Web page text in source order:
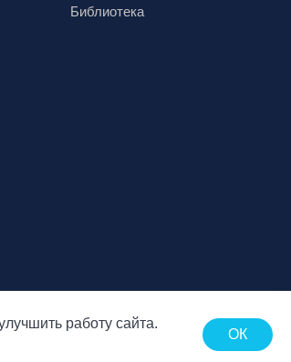
работу сайта.
ОК
Библиотека
персональных данных